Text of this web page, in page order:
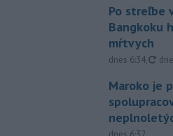
Po streľbe
Bangkoku
mŕtvych
dnes 6:34,
Maroko je